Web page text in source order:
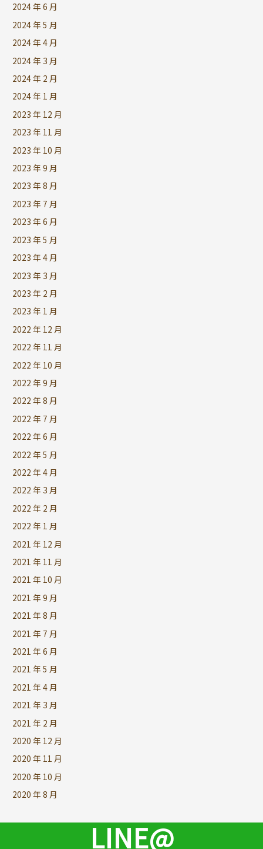
2024 年 6 月
2024 年 5 月
2024 年 4 月
2024 年 3 月
2024 年 2 月
2024 年 1 月
2023 年 12 月
2023 年 11 月
2023 年 10 月
2023 年 9 月
2023 年 8 月
2023 年 7 月
2023 年 6 月
2023 年 5 月
2023 年 4 月
2023 年 3 月
2023 年 2 月
2023 年 1 月
2022 年 12 月
2022 年 11 月
2022 年 10 月
2022 年 9 月
2022 年 8 月
2022 年 7 月
2022 年 6 月
2022 年 5 月
2022 年 4 月
2022 年 3 月
2022 年 2 月
2022 年 1 月
2021 年 12 月
2021 年 11 月
2021 年 10 月
2021 年 9 月
2021 年 8 月
2021 年 7 月
2021 年 6 月
2021 年 5 月
2021 年 4 月
2021 年 3 月
2021 年 2 月
2020 年 12 月
2020 年 11 月
2020 年 10 月
2020 年 8 月
LINE@